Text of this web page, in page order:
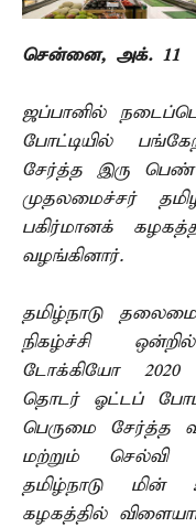
சென்னை, அக். 11 –
ஜப்பானில்
போட்டியில்
சேர்த்த இரு பெண்
முதலமைச்சர்
பகிர்மானக்
வழங்கினார்.
தமிழ்நாடு
நிகழ்ச்சி
டோக்கியோ 2020
தொடர் ஓட்டப்
பெருமை சேர்த்த
மற்றும் செல்வி
தமிழ்நாடு மின்
கழகத்தில்